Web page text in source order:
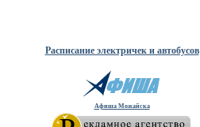
Расписание электричек и автобусов
Афиша Можайска